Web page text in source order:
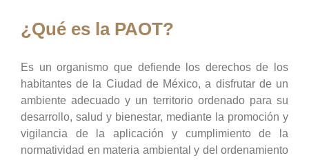
¿Qué es la PAOT?
Es un organismo que defiende los derechos de los
habitantes de la Ciudad de México, a disfrutar de un
ambiente adecuado y un territorio ordenado para su
desarrollo, salud y bienestar, mediante la promoción y
vigilancia de la aplicación y cumplimiento de la
normatividad en materia ambiental y del ordenamiento